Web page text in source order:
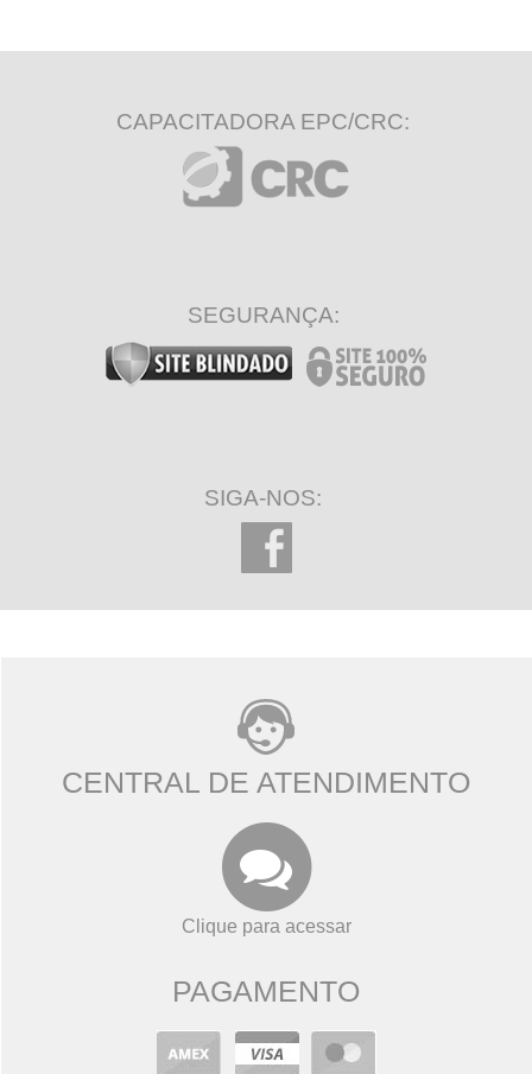
CAPACITADORA EPC/CRC:
SEGURANÇA:
SIGA-NOS:
CENTRAL DE ATENDIMENTO
Clique para acessar
PAGAMENTO